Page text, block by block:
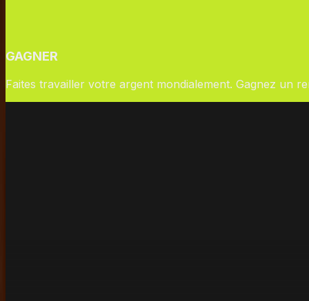
GAGNER
Faites travailler votre argent mondialement. Gagnez un